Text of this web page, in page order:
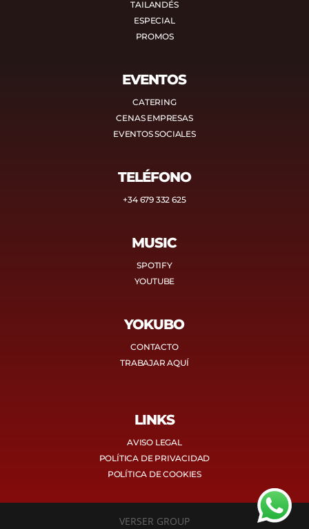
TAILANDÉS
ESPECIAL
PROMOS
EVENTOS
CATERING
CENAS EMPRESAS
EVENTOS SOCIALES
TELÉFONO
+34 679 332 625
MUSIC
SPOTIFY
YOUTUBE
YOKUBO
CONTACTO
TRABAJAR AQUÍ
LINKS
AVISO LEGAL
POLÍTICA DE PRIVACIDAD
POLÍTICA DE COOKIES
VERSER GROUP